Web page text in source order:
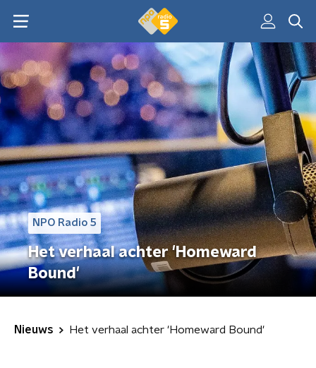
NPO Radio 5
Het verhaal achter 'Homeward
Bound'
Nieuws Het verhaal achter 'Homeward Bound'